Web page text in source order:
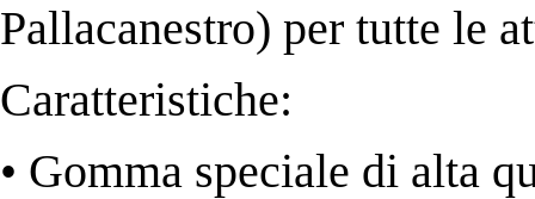
Pallacanestro) per tutte le
Caratteristiche:
• Gomma speciale di alta